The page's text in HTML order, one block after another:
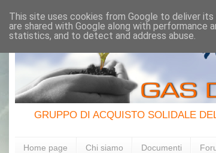
GRUPPO DI ACQUISTO SOLIDALE
Home page Chi siamo Documenti
This site uses cookies from Google to deliver
are shared with Google along with performance
statistics, and to detect and address abuse.